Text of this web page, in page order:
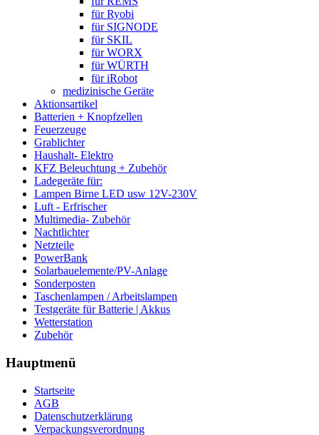
für Ryobi
für SIGNODE
für SKIL
für WORX
für WÜRTH
für iRobot
medizinische Geräte
Aktionsartikel
Batterien + Knopfzellen
Feuerzeuge
Grablichter
Haushalt- Elektro
KFZ Beleuchtung + Zubehör
Ladegeräte für:
Lampen Birne LED usw 12V-230V
Luft - Erfrischer
Multimedia- Zubehör
Nachtlichter
Netzteile
PowerBank
Solarbauelemente/PV-Anlage
Sonderposten
Taschenlampen / Arbeitslampen
Testgeräte für Batterie | Akkus
Wetterstation
Zubehör
Hauptmenü
Startseite
AGB
Datenschutzerklärung
Verpackungsverordnung